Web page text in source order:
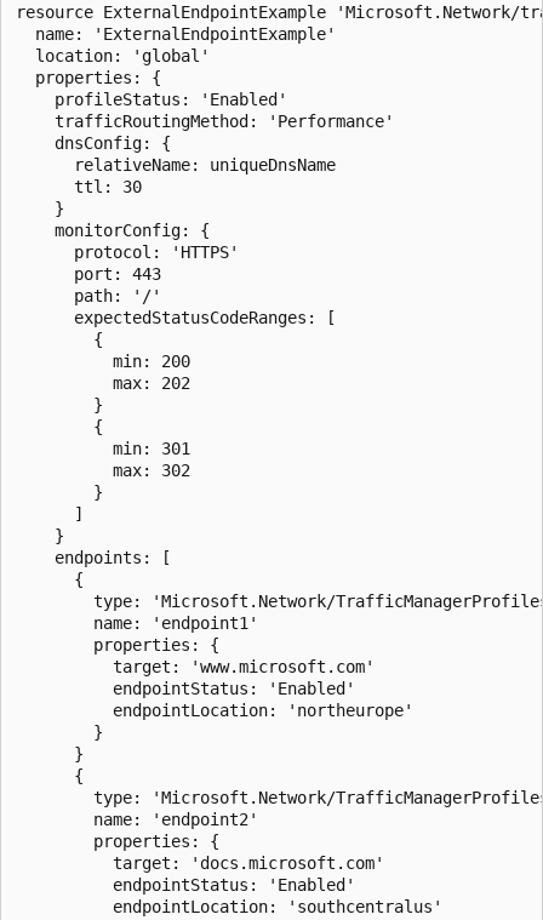
resource ExternalEndpointExample 'Microsoft.Network/
  name: 'ExternalEndpointExample'
  location: 'global'
  properties: {
    profileStatus: 'Enabled'
    trafficRoutingMethod: 'Performance'
    dnsConfig: {
      relativeName: uniqueDnsName
      ttl: 30
    }
    monitorConfig: {
      protocol: 'HTTPS'
      port: 443
      path: '/'
      expectedStatusCodeRanges: [
        {
          min: 200
          max: 202
        }
        {
          min: 301
          max: 302
        }
      ]
    }
    endpoints: [
      {
type: 'Microsoft.Network/
        name: 'endpoint1'
        properties: {
          target: 'www.microsoft.com'
          endpointStatus: 'Enabled'
          endpointLocation: 'northeurope'
        }
      }
      {
type: 'Microsoft.Network/
        name: 'endpoint2'
        properties: {
          target: 'docs.microsoft.com'
          endpointStatus: 'Enabled'
          endpointLocation: 'southcentralus'